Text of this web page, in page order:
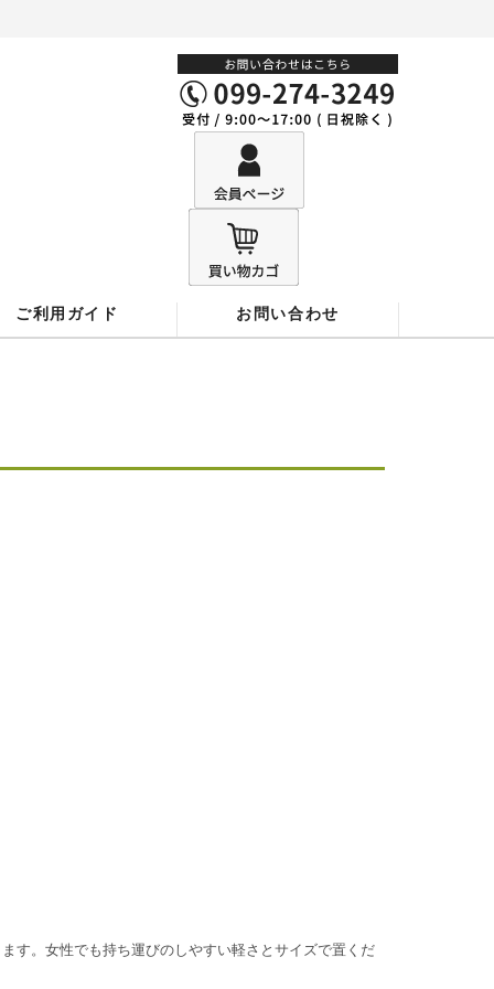
ご利用ガイド お問い合わせ
す。女性でも持ち運びのしやすい軽さとサイズで置くだ